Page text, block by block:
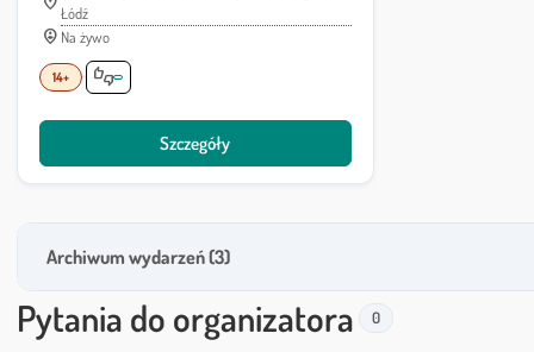
Lokalizacja:
Łódź
person_pin_circle
Sposób realizacji:
Na żywo
14+ thumbs_up_down
Szczegóły
Archiwum wydarzeń (3)
Pytania do organizatora 0